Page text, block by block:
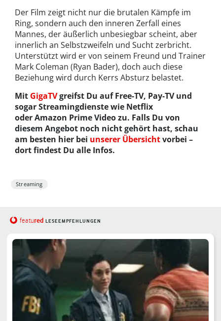
Der Film zeigt nicht nur die brutalen Kämpfe im
Ring, sondern auch den inneren Zerfall eines
Mannes, der äußerlich unbesiegbar scheint, aber
innerlich an Selbstzweifeln und Sucht zerbricht.
Unterstützt wird er von seinem Freund und Trainer
Mark Coleman (Ryan Bader), doch auch diese
Beziehung wird durch Kerrs Absturz belastet.
Mit GigaTVgreifst Du auf Free-TV, Pay-TV und
sogar Streamingdienste wie Netflix
oder Amazon Prime Video zu. Falls Du von
diesem Angebot noch nicht gehört hast, schau
am besten hier bei unserer Übersichtvorbei –
dort findest Du alle Infos.
Streaming
featured LESEEMPFEHLUNGEN